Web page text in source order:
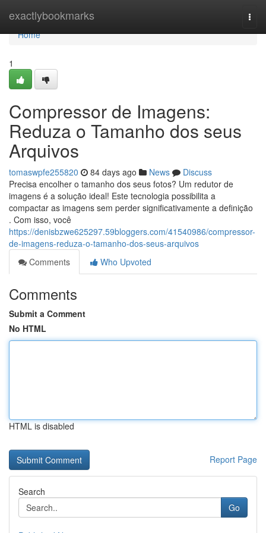
exactlybookmarks
Home
Home
1
Compressor de Imagens:
Reduza o Tamanho dos seus
Arquivos
tomaswpfe255820 84 days ago News
Discuss
Precisa encolher o tamanho dos seus fotos? Um redutor de
imagens é a solução ideal! Este tecnologia possibilita a
compactar as imagens sem perder significativamente a definição
. Com isso, você
https://denisbzwe625297.59bloggers.com/41540986/compressor-
de-imagens-reduza-o-tamanho-dos-seus-arquivos
Comments
Who Upvoted
Comments
Submit a Comment
No HTML
HTML is disabled
Report Page
Search
Go